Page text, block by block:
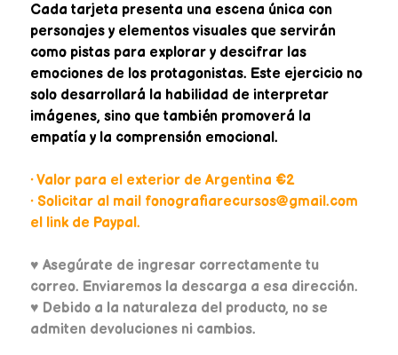
Cada tarjeta presenta una escena única con
personajes y elementos visuales que servirán
como pistas para explorar y descifrar las
emociones de los protagonistas. Este ejercicio no
solo desarrollará la habilidad de interpretar
imágenes, sino que también promoverá la
empatía y la comprensión emocional.
• Valor para el exterior de Argentina €2
• Solicitar al mail fonografiarecursos@gmail.com
el link de Paypal.
♥ Asegúrate de ingresar correctamente tu
correo. Enviaremos la descarga a esa dirección.
♥ Debido a la naturaleza del producto, no se
admiten devoluciones ni cambios.